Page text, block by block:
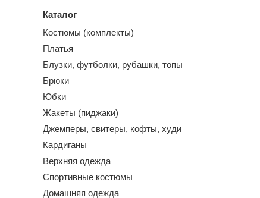
Каталог
Костюмы (комплекты)
Платья
Блузки, футболки, рубашки, топы
Брюки
Юбки
Жакеты (пиджаки)
Джемперы, свитеры, кофты, худи
Кардиганы
Верхняя одежда
Спортивные костюмы
Домашняя одежда